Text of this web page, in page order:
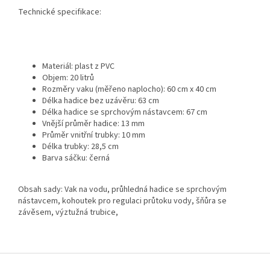
Technické specifikace:
Materiál: plast z PVC
Objem: 20 litrů
Rozměry vaku (měřeno naplocho): 60 cm x 40 cm
Délka hadice bez uzávěru: 63 cm
Délka hadice se sprchovým nástavcem: 67 cm
Vnější průměr hadice: 13 mm
Průměr vnitřní trubky: 10 mm
Délka trubky: 28,5 cm
Barva sáčku: černá
Obsah sady: Vak na vodu, průhledná hadice se sprchovým
nástavcem, kohoutek pro regulaci průtoku vody, šňůra se
závěsem, výztužná trubice,